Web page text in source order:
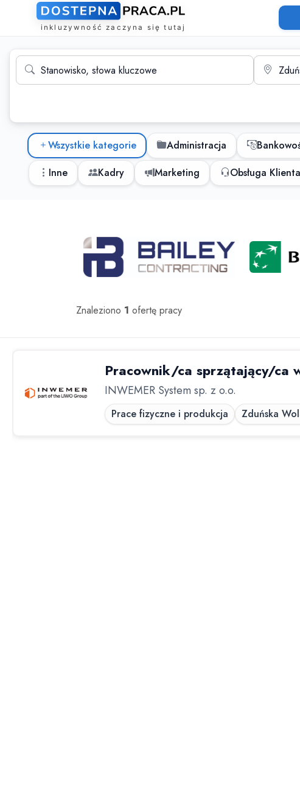
Wyszukiwarka ofert pracy
Stanowisko, słowa kluczowe Miasto
Kategorie ofert pracy
Wszystkie kategorie Administracja
Inne
Kadry Marketing Obsługa
Oferty pracy
Znaleziono 1 ofertę pracy
INWEMER System sp. z o.o.
Prace fizyczne i produkcja Zduńska